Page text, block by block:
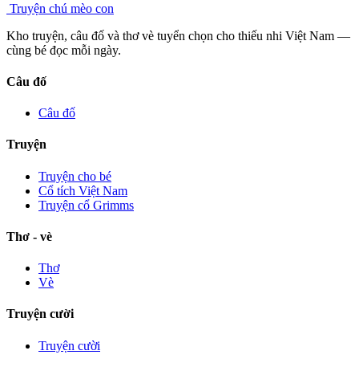
Truyện chú mèo con
Kho truyện, câu đố và thơ vè tuyển chọn cho thiếu nhi Việt Nam —
cùng bé đọc mỗi ngày.
Câu đố
Câu đố
Truyện
Truyện cho bé
Cổ tích Việt Nam
Truyện cổ Grimms
Thơ - vè
Thơ
Vè
Truyện cười
Truyện cười